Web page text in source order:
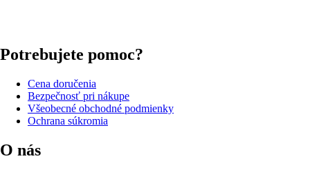
Potrebujete pomoc?
Cena doručenia
Bezpečnosť pri nákupe
Všeobecné obchodné podmienky
Ochrana súkromia
O nás